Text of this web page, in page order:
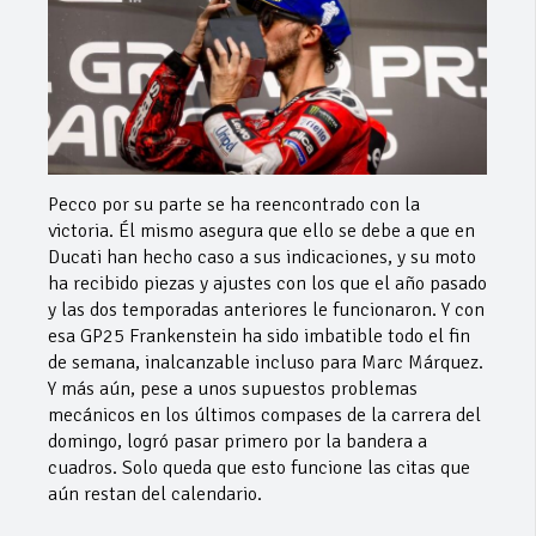
Pecco por su parte se ha reencontrado con la
victoria. Él mismo asegura que ello se debe a que en
Ducati han hecho caso a sus indicaciones, y su moto
ha recibido piezas y ajustes con los que el año pasado
y las dos temporadas anteriores le funcionaron. Y con
esa GP25 Frankenstein ha sido imbatible todo el fin
de semana, inalcanzable incluso para Marc Márquez.
Y más aún, pese a unos supuestos problemas
mecánicos en los últimos compases de la carrera del
domingo, logró pasar primero por la bandera a
cuadros. Solo queda que esto funcione las citas que
aún restan del calendario.